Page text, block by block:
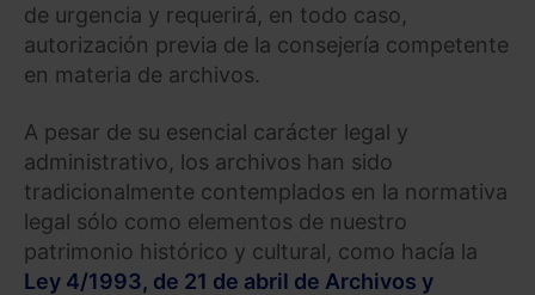
de urgencia y requerirá, en todo caso,
autorización previa de la consejería competente
en materia de archivos.
A pesar de su esencial carácter legal y
administrativo, los archivos han sido
tradicionalmente contemplados en la normativa
legal sólo como elementos de nuestro
patrimonio histórico y cultural, como hacía la
Ley 4/1993, de 21 de abril de Archivos y